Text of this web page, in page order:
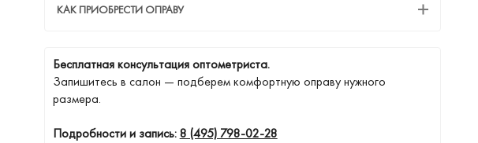
КАК ПРИОБРЕСТИ ОПРАВУ
Бесплатная консультация оптометриста.
Запишитесь в салон — подберем комфортную оправу нужного
размера.
Подробности и запись:8 (495) 798-02-28